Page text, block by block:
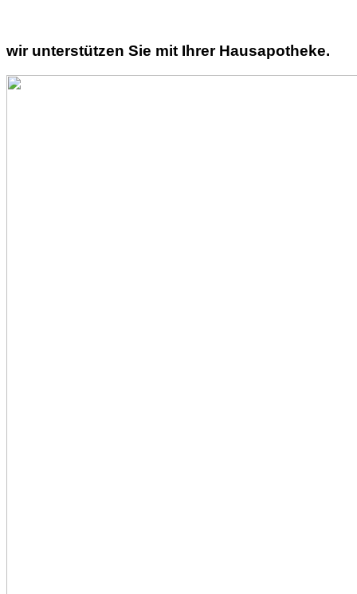
wir unterstützen Sie mit Ihrer Hausapotheke.